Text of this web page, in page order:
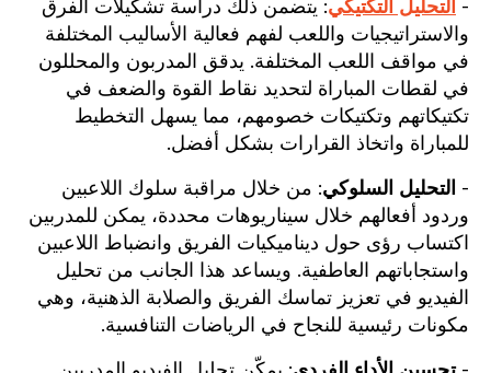
- التحليل التكتيكي: يتضمن ذلك دراسة تشكيلات الفرق
والاستراتيجيات واللعب لفهم فعالية الأساليب المختلفة
في مواقف اللعب المختلفة. يدقق المدربون والمحللون
في لقطات المباراة لتحديد نقاط القوة والضعف في
تكتيكاتهم وتكتيكات خصومهم، مما يسهل التخطيط
للمباراة واتخاذ القرارات بشكل أفضل.
- التحليل السلوكي: من خلال مراقبة سلوك اللاعبين
وردود أفعالهم خلال سيناريوهات محددة، يمكن للمدربين
اكتساب رؤى حول ديناميكيات الفريق وانضباط اللاعبين
واستجاباتهم العاطفية. ويساعد هذا الجانب من تحليل
الفيديو في تعزيز تماسك الفريق والصلابة الذهنية، وهي
مكونات رئيسية للنجاح في الرياضات التنافسية.